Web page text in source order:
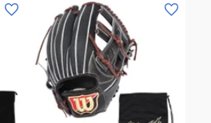
ス
BPROG565S-
硬